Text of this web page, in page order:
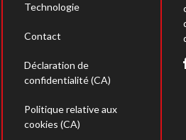
Technologie
Contact
Déclaration de
confidentialité (CA)
Politique relative aux
cookies (CA)